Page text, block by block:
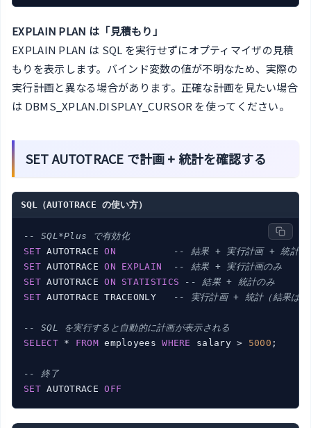
EXPLAIN PLAN は「見積もり」
EXPLAIN PLAN は SQL を実行せずにオプティマイザの見積
もりを表示します。バインド変数の値が不明なため、実際の
実行計画と異なる場合があります。正確な計画を見たい場合
は DBMS_XPLAN.DISPLAY_CURSOR を使ってください。
SET AUTOTRACE で計画 + 統計を確認する
SQL（AUTOTRACE の使い方）
-- SQL*Plus で有効化
SET AUTOTRACE ON
-- 結果 + 実行計画 + 統計
SET AUTOTRACE ON EXPLAIN
-- 結果 + 実行計画のみ
SET AUTOTRACE ON STATISTICS
-- 結果 + 統計のみ
SET AUTOTRACE TRACEONLY -- 実行計画 + 統計（結果は非
-- SQL を実行すると自動的に計画が表示される
SELECT * FROM employees WHERE salary > 5000 ;
-- 終了
SET AUTOTRACE OFF